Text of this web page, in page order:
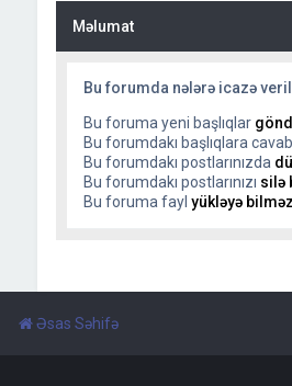
Məlumat
Bu forumda nələrə icazə
Bu foruma yeni başlıqlar
Bu forumdakı başlıqlara cavab
Bu forumdakı postlarınızda
Bu forumdakı postlarınızı silə
Bu foruma fayl yükləyə
Əsas Səhifə